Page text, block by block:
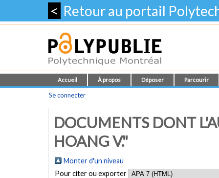
< Retour au portail
Accueil À propos Déposer Parcourir
Se connecter
DOCUMENTS DONT
HOANG V."
Monter d'un niveau
Pour citer ou exporter